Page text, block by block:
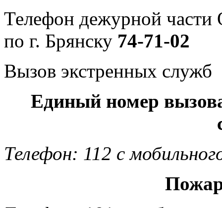
Телефон дежурной
по г. Брянску 74-71-02
Вызов экстренных служб
Единый номер
Телефон: 112 с